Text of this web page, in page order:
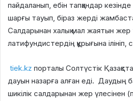
пайдаланып, ебін тапқандар
шарғы тауып, біраз жерді
Салдарынан халық мал жаятын жер
латифундистердің құрығына
tiek.kz порталы Солтүстік
дауын назарға алған еді. Даудың
шикілік салдарынан жер үлесінен